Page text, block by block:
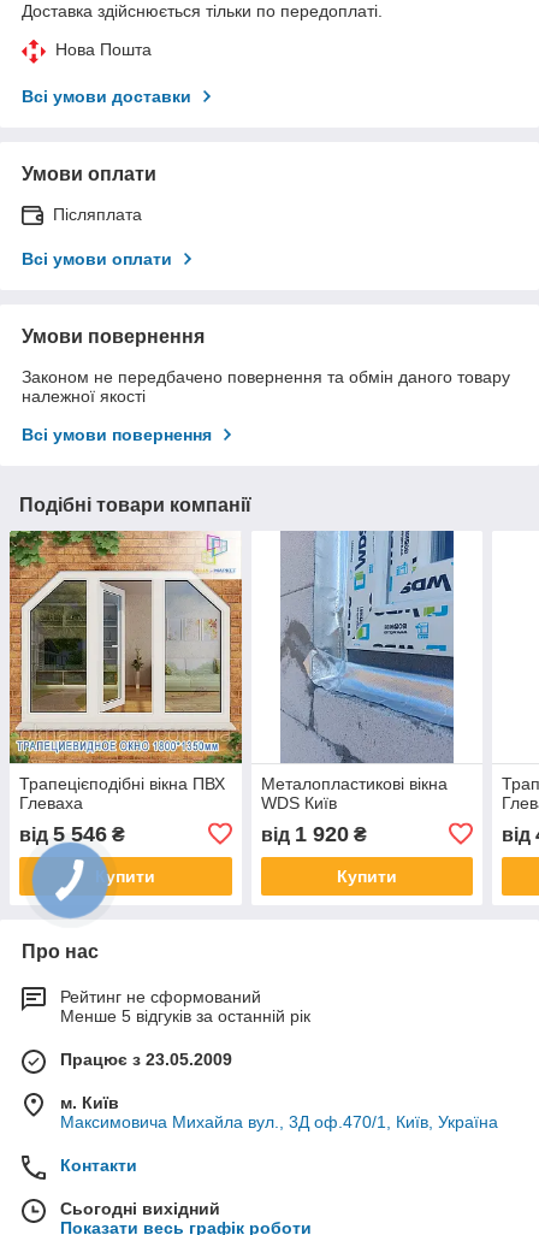
Доставка здійснюється тільки по передоплаті.
Нова Пошта
Всі умови доставки
Умови оплати
Післяплата
Всі умови оплати
Умови повернення
Законом не передбачено повернення та обмін даного товару
належної якості
Всі умови повернення
Подібні товари компанії
Трапецієподібні вікна ПВХ
Глеваха
від 5 546 ₴
Купити
Металопластикові вікна
WDS Київ
від 1 920₴
Купити
від
Про нас
Рейтинг не сформований
Менше 5 відгуків за останній рік
Працює з 23.05.2009
м. Київ
Максимовича Михайла вул., 3Д оф.470/1, Київ, Україна
Контакти
Сьогодні вихідний
Показати весь графік роботи